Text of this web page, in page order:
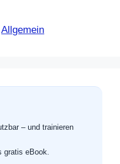
Allgemein
– und trainieren
gratis eBook.